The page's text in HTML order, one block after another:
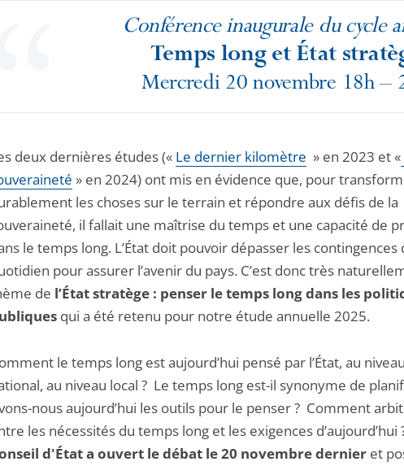
Conférence inaugurale du cycle
Temps long et État
Mercredi 20 novembre 18h –
deux dernières études (« Le dernier kilomètre » en 2023 et «
» en 2024) ont mis en évidence que, pour
les choses sur le terrain et répondre aux défis de la
il fallait une maîtrise du temps et une capacité de
le temps long. L’État doit pouvoir dépasser les contingences
pour assurer l’avenir du pays. C’est donc très
de l’État stratège : penser le temps long dans les
qui a été retenu pour notre étude annuelle 2025.
le temps long est aujourd’hui pensé par l’État, au
au niveau local ? Le temps long est-il synonyme de
nous aujourd’hui les outils pour le penser ? Comment
les nécessités du temps long et les exigences d’aujourd’hui
d'État a ouvert le débat le 20 novembre dernier et